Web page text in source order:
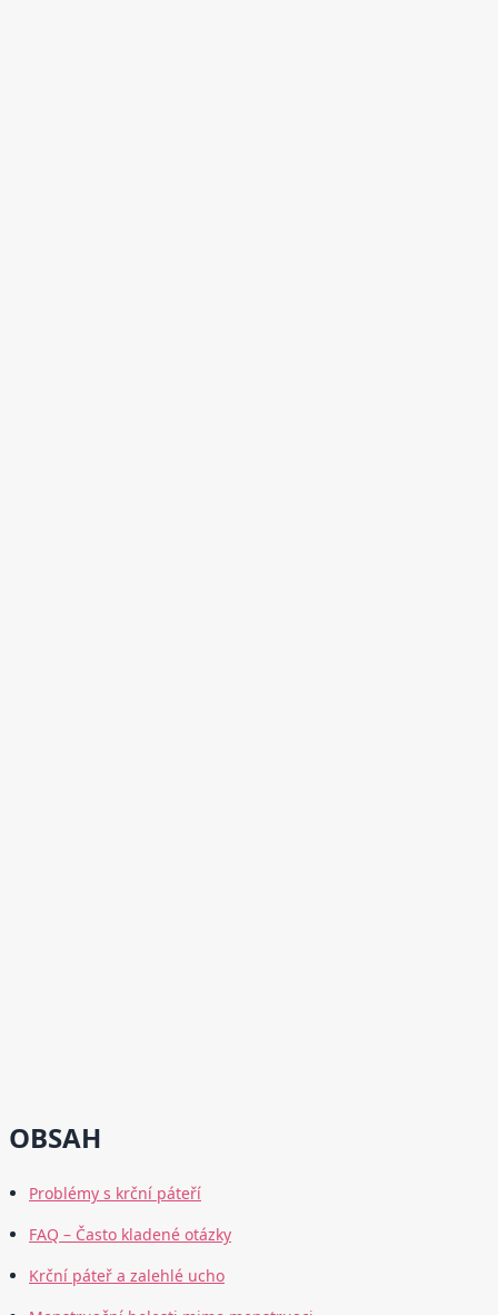
OBSAH
Problémy s krční páteří
FAQ – Často kladené otázky
Krční páteř a zalehlé ucho